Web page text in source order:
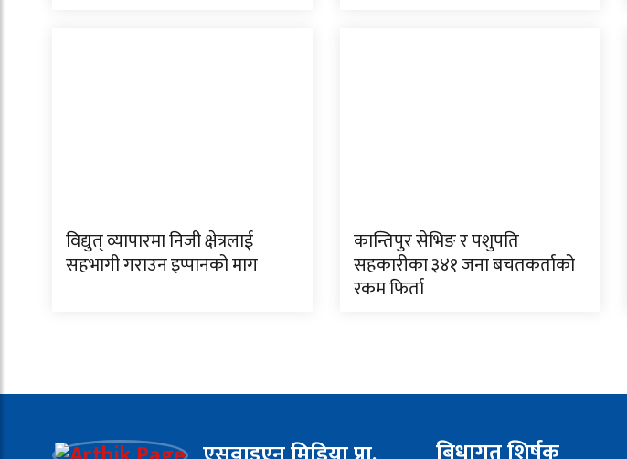
विद्युत् व्यापारमा निजी क्षेत्रलाई
सहभागी गराउन इप्पानको माग
कान्तिपुर सेभिङ र पशुपति
सहकारीका ३४१ जना बचतकर्ताको
रकम फिर्ता